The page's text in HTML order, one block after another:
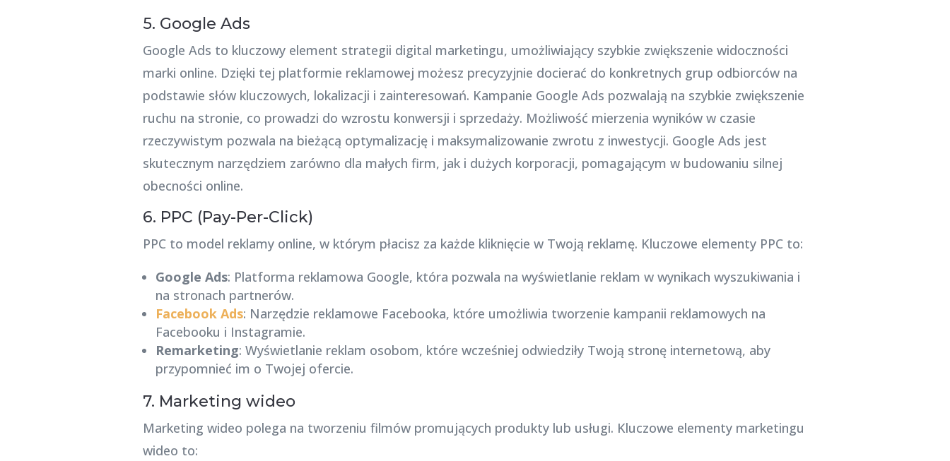
5. Google Ads
Google Ads to kluczowy element strategii digital marketingu, umożliwiający szybkie zwiększenie widoczności
marki online. Dzięki tej platformie reklamowej możesz precyzyjnie docierać do konkretnych grup odbiorców na
podstawie słów kluczowych, lokalizacji i zainteresowań. Kampanie Google Ads pozwalają na szybkie zwiększenie
ruchu na stronie, co prowadzi do wzrostu konwersji i sprzedaży. Możliwość mierzenia wyników w czasie
rzeczywistym pozwala na bieżącą optymalizację i maksymalizowanie zwrotu z inwestycji. Google Ads jest
skutecznym narzędziem zarówno dla małych firm, jak i dużych korporacji, pomagającym w budowaniu silnej
obecności online.
6. PPC (Pay-Per-Click)
PPC to model reklamy online, w którym płacisz za każde kliknięcie w Twoją reklamę. Kluczowe elementy PPC to:
Google Ads: Platforma reklamowa Google, która pozwala na wyświetlanie reklam w wynikach wyszukiwania i
na stronach partnerów.
Facebook Ads: Narzędzie reklamowe Facebooka, które umożliwia tworzenie kampanii reklamowych na
Facebooku i Instagramie.
Remarketing: Wyświetlanie reklam osobom, które wcześniej odwiedziły Twoją stronę internetową, aby
przypomnieć im o Twojej ofercie.
7. Marketing wideo
Marketing wideo polega na tworzeniu filmów promujących produkty lub usługi. Kluczowe elementy marketingu
wideo to: